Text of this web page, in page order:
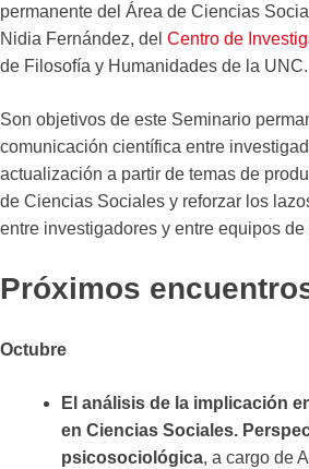
permanente del Área de Ciencias
Nidia Fernández, del Centro de
de Filosofía y Humanidades de la UNC.
Son objetivos de este Seminario
comunicación científica entre
actualización a partir de temas de
de Ciencias Sociales y reforzar los
entre investigadores y entre equipos
Próximos
Octubre
El análisis de la implicación
en Ciencias Sociales.
psicosociológica, a cargo de